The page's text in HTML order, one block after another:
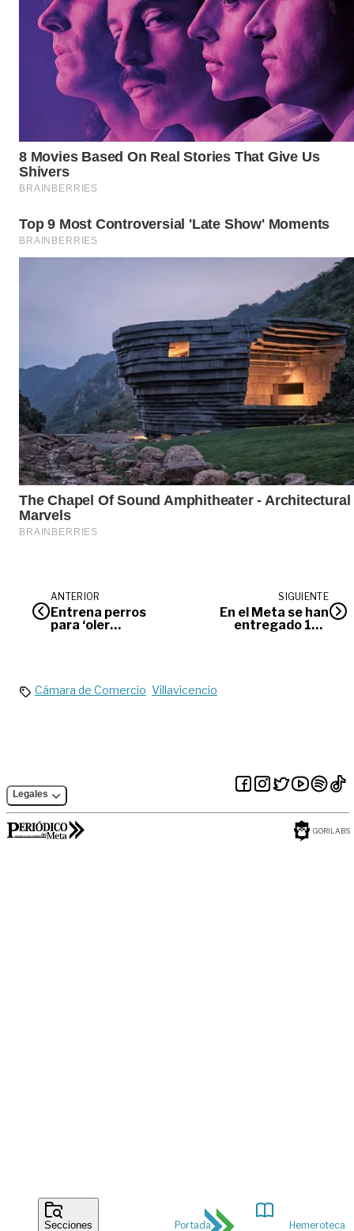
Secciones Portada Hemeroteca
ANTERIOR
Entrena perros
para ‘oler
SIGUIENTE
En el Meta se han
entregado 122
Cámara de Comercio Villavicencio
Legales
GORILABS